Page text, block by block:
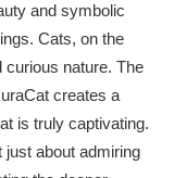
and symbolic
Cats, on the
curious nature. The
creates a
is truly captivating.
about admiring